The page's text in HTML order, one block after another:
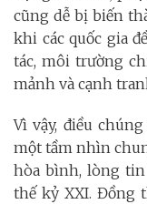
cũng dễ bị biến
khi các quốc gia
tác, môi trường
mảnh và cạnh
Vì vậy, điều
một tầm nhìn
hòa bình, lòng
thế kỷ XXI. Đồng